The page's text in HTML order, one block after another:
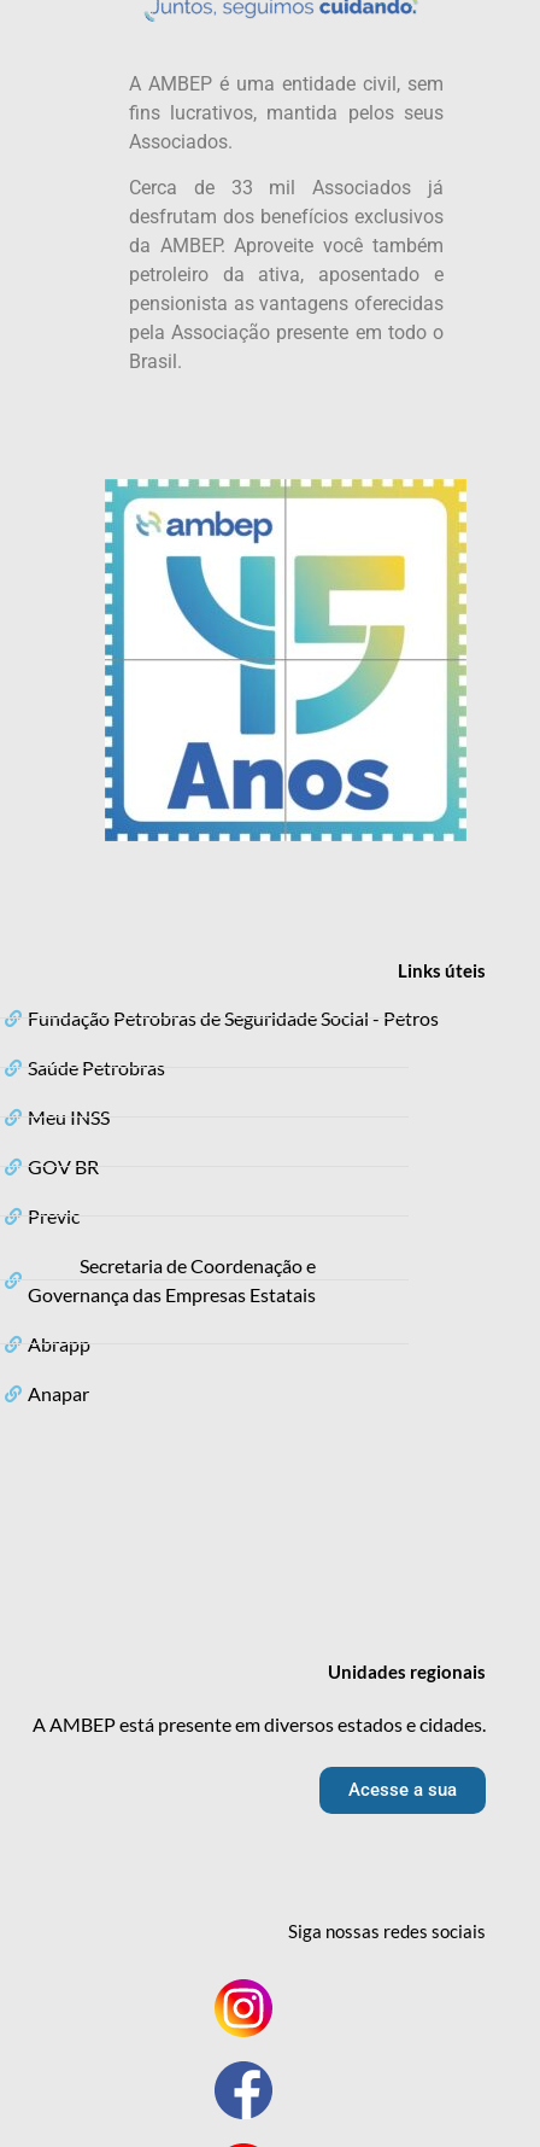
A AMBEP é uma entidade civil, sem
fins lucrativos, mantida pelos seus
Associados.
Cerca de 33 mil Associados já
desfrutam dos benefícios exclusivos
da AMBEP. Aproveite você também
petroleiro da ativa, aposentado e
pensionista as vantagens oferecidas
pela Associação presente em todo o
Brasil.
Linksúteis
Fundação Petrobras de Seguridade Social - Petros
Saúde Petrobras
Meu INSS
GOV BR
Previc
Secretaria de Coordenação e
Governança das Empresas Estatais
Abrapp
Anapar
Unidades regionais
A AMBEP está presente em diversos estados e cidades.
Acesse a sua
Siga nossas redessociais